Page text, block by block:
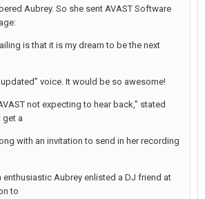
Aubrey. So she sent AVAST Software
is that it is my dream to be the next
voice. It would be so awesome!
not expecting to hear back,” stated
get a
with an invitation to send in her recording
enthusiastic Aubrey enlisted a DJ friend at
to